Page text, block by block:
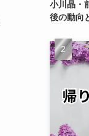
小川晶・
後の動向